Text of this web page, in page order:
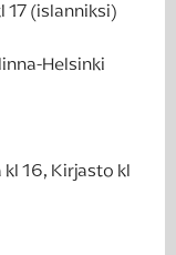
(islanniksi)
Helsinki
16, Kirjasto kl